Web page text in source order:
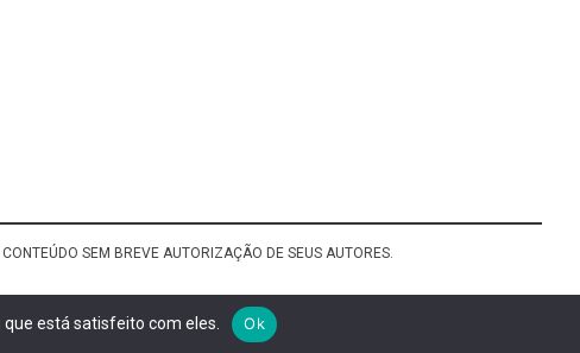
SEM BREVE AUTORIZAÇÃO DE SEUS AUTORES.
está satisfeito com eles. Ok